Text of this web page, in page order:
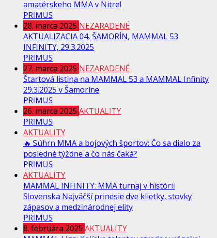
amatérskeho MMA v Nitre!
PRIMUS
28. marca 2025 NEZARADENÉ
AKTUALIZACIA 04, ŠAMORÍN, MAMMAL 53
INFINITY, 29.3.2025
PRIMUS
27. marca 2025 NEZARADENÉ
Štartová listina na MAMMAL 53 a MAMMAL Infinity
29.3.2025 v Šamoríne
PRIMUS
26. marca 2025 AKTUALITY
PRIMUS
AKTUALITY
🔥 Súhrn MMA a bojových športov: Čo sa dialo za
posledné týždne a čo nás čaká?
PRIMUS
AKTUALITY
MAMMAL INFINITY: MMA turnaj v histórii
Slovenska Najväčší prinesie dve klietky, stovky
zápasov a medzinárodnej elity
PRIMUS
8. februára 2025 AKTUALITY